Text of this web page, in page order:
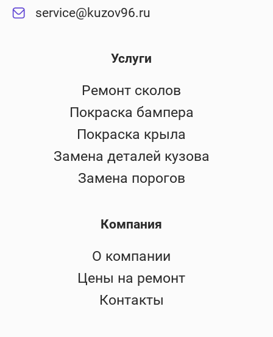
Услуги
Ремонт сколов
Покраска бампера
Покраска крыла
Замена деталей кузова
Замена порогов
Компания
О компании
Цены на ремонт
Контакты
service@kuzov96.ru